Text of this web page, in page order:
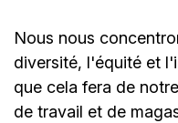
Nous nous
diversité, l'équité et
que cela fera de
de travail et de